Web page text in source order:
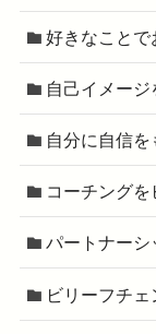
好きなことで
自己イメー
自分に自信
コーチング
パートナーシ
ビリーフチェ